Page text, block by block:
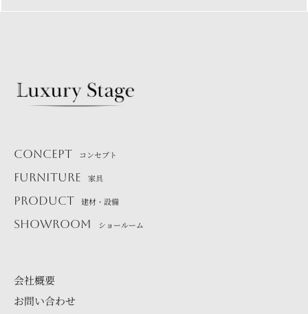
CONCEPT コンセプト
FURNITURE 家具
PRODUCT 建材・設備
SHOWROOM ショールーム
会社概要
お問い合わせ